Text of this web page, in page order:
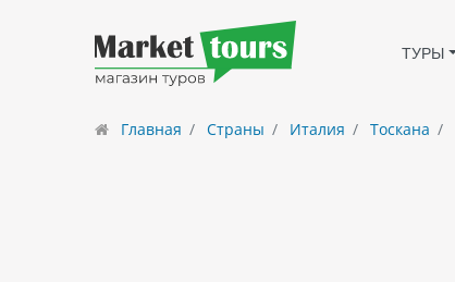
ТУРЫ
Главная Страны Италия Тоскана